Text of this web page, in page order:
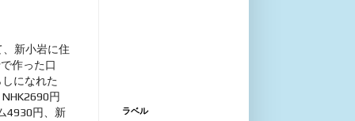
新小岩に住
作った口
になれた
円
4930円、新
ラベル